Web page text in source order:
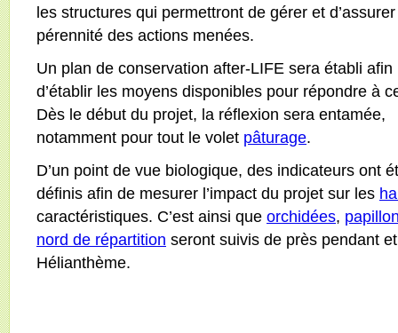
les structures qui permettront de gérer et
pérennité des actions menées.
Un plan de conservation after-LIFE sera établi afin
d’établir les moyens disponibles pour répondre à
Dès le début du projet, la réflexion sera entamée,
notamment pour tout le volet pâturage.
D’un point de vue biologique, des indicateurs ont
définis afin de mesurer l’impact du projet sur les
caractéristiques. C’est ainsi que orchidées,
nord de répartition seront suivis de près pendant
Hélianthème.